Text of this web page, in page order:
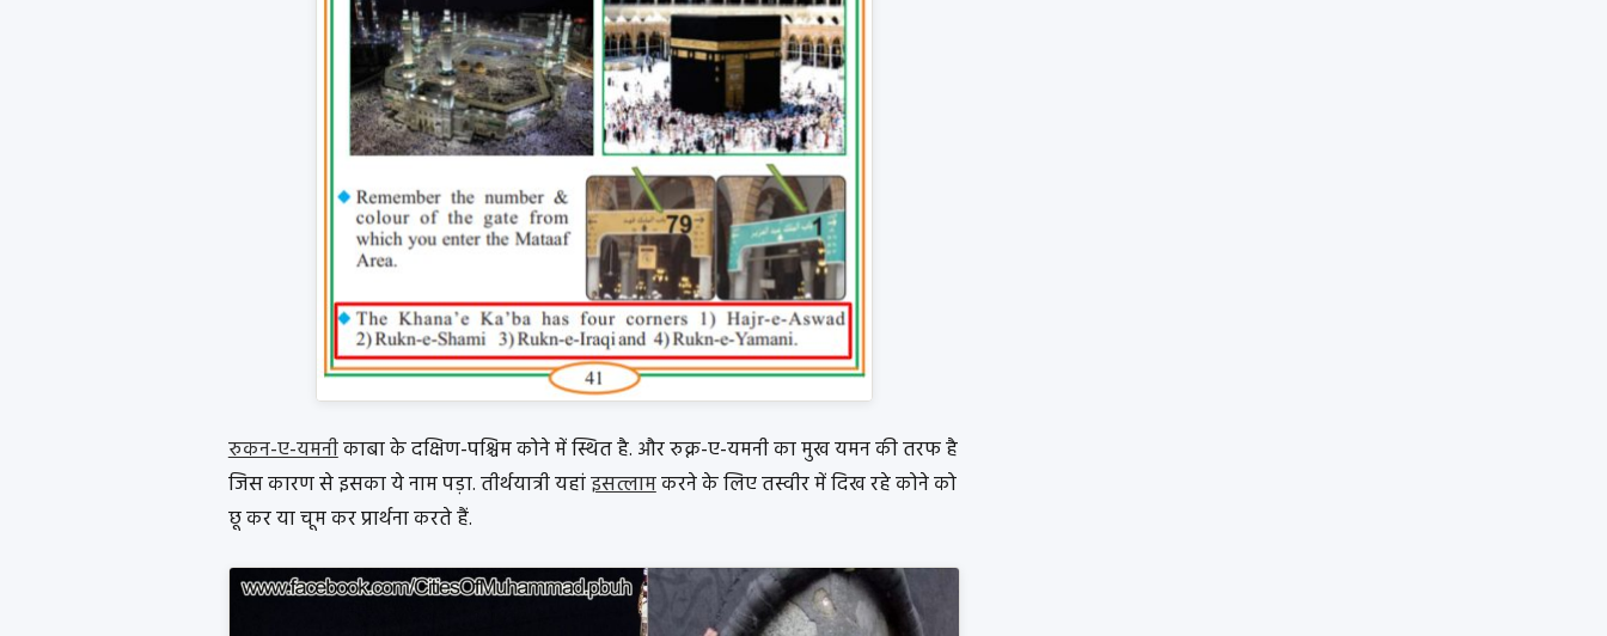
रुकन-ए-यमनीकाबा के दक्षिण-पश्चिम कोने में स्थित है. और रुक्न-ए-यमनी का मुख यमन की तरफ है
जिस कारण से इसका ये नाम पड़ा. तीर्थयात्री यहांइसत्लामकरने के लिए तस्वीर में दिख रहे कोने को
छू कर या चूम कर प्रार्थना करते हैं.